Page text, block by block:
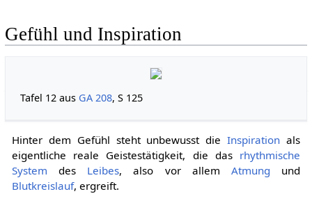
Gefühl und Inspiration
Tafel 12 aus GA 208, S 125
Hinter dem Gefühl steht unbewusst dieInspiration als
eigentliche reale Geistestätigkeit, die das rhythmische
System des Leibes, also vor allem Atmung und
Blutkreislauf, ergreift.